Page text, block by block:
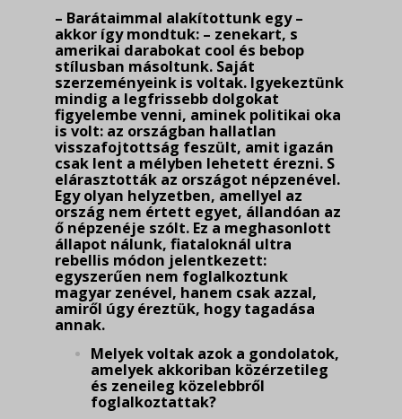
– Barátaimmal alakítottunk egy –
akkor így mondtuk: – zenekart, s
amerikai darabokat cool és bebop
stílusban másoltunk. Saját
szerzeményeink is voltak. Igyekeztünk
mindig a legfrissebb dolgokat
figyelembe venni, aminek politikai oka
is volt: az országban hallatlan
visszafojtottság feszült, amit igazán
csak lent a mélyben lehetett érezni. S
elárasztották az országot népzenével.
Egy olyan helyzetben, amellyel az
ország nem értett egyet, állandóan az
ő népzenéje szólt. Ez a meghasonlott
állapot nálunk, fiataloknál ultra
rebellis módon jelentkezett:
egyszerűen nem foglalkoztunk
magyar zenével, hanem csak azzal,
amiről úgy éreztük, hogy tagadása
annak.
Melyek voltak azok a gondolatok,
amelyek akkoriban közérzetileg
és zeneileg közelebbről
foglalkoztattak?